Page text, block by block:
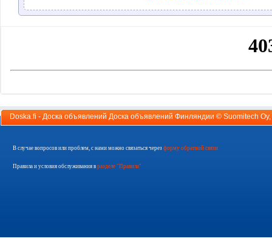
Doska.fi - Доска объявлений Доска объявлений Финляндии © Suomitech Oy
В случае вопросов или проблем, с нами можно связаться через форму обратной связи
Правила и условия обслуживания в разделе "Правила"